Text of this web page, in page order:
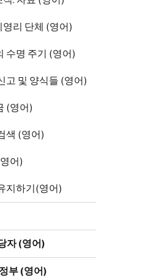
영리 단체 (영어)
수명 주기 (영어)
고 및 양식들 (영어)
(영어)
색 (영어)
어)
지하기(영어)
자 (영어)
부 (영어)